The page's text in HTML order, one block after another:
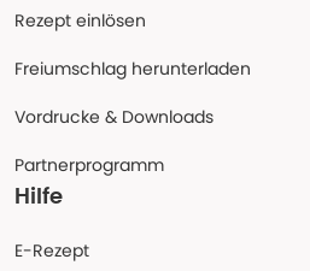
Rezept einlösen
Freiumschlag herunterladen
Vordrucke & Downloads
Partnerprogramm
Hilfe
E-Rezept